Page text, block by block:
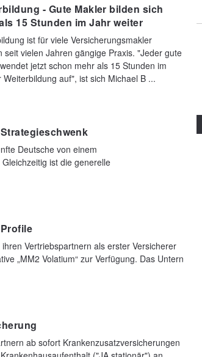
- Gute Makler bilden sich
15 Stunden im Jahr weiter
ist für viele Versicherungsmakler
seit vielen Jahren gängige Praxis. "Jeder gute
jetzt schon mehr als 15 Stunden im
Weiterbildung auf", ist sich Michael B ...
Deutsche von einem
ist die generelle
Vertriebspartnern als erster Versicherer
„MM2 Volatium“ zur Verfügung. Das Untern
ab sofort Krankenzusatzversicherungen